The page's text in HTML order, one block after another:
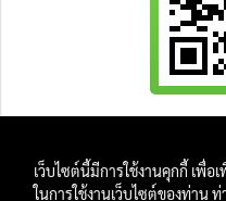
เว็บไซต์นี้มีการใช้งานคุกกี้ เพื่
ในการใช้งานเว็บไซต์ของท่าน